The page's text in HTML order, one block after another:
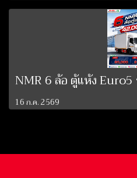
NMR 6 ล้อ ตู้แห้ง
16 ก.ค. 2569